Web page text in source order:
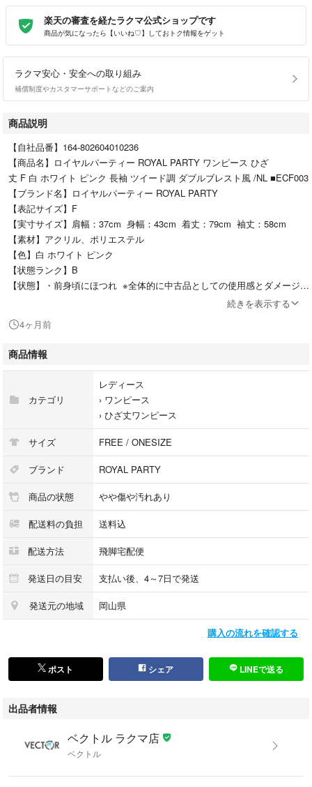
楽天の審査を経たラクマ公式ショップです
商品が気になったら【いいね♡】しておトク情報をゲット
ラクマ安心・安全への取り組み
補償制度やカスタマーサポートなどのご案内
商品説明
【自社品番】164-802604010236
【商品名】ロイヤルパーティー ROYAL PARTY ワンピース ひざ
丈 F 白 ホワイト ピンク 長袖 ツイード調 ダブルブレスト風 /NL ■ECF003
【ブランド名】ロイヤルパーティー ROYAL PARTY
【表記サイズ】F
【実寸サイズ】肩幅：37cm 身幅：43cm 着丈：79cm 袖丈：58cm
【素材】アクリル、ポリエステル
【色】白 ホワイト ピンク
【状態ランク】B
【状態】・前身頃にほつれ ※全体的に中古品としての使用感とダメージが
ありますが、通常使用には支障のない商品です。 掲載写真や記載内容を
【備考】品番:7444-333-5 株式会社LWC こちらのお品物は店舗で保管し
ておらず、店頭販売出来かねます。（※お取り寄せも出来かねます）
細等をご確認の上ご購入ください。
他サイトや店舗にて販売している商品です。多少のお時間差にて欠品にな
ることもございます。予めご了承頂ますようお願い致します。
こちらの商品はラクマ公式パートナーのベクトルによって出品されていま
す。
続きを表示する
4ヶ月前
商品情報
カテゴリ
レディース
› ワンピース
› ひざ丈ワンピース
サイズ FREE / ONESIZE
ブランド ROYAL PARTY
商品の状態 やや傷や汚れあり
配送料の負担 送料込
配送方法 飛脚宅配便
発送日の目安 支払い後、4～7日で発送
発送元の地域 岡山県
購入の流れを確認する
ポスト シェア LINEで送る
出品者情報
ベクトル ラクマ店
ベクトル